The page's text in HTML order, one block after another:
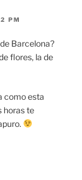
PM
Barcelona?
flores, la de
como esta
horas te